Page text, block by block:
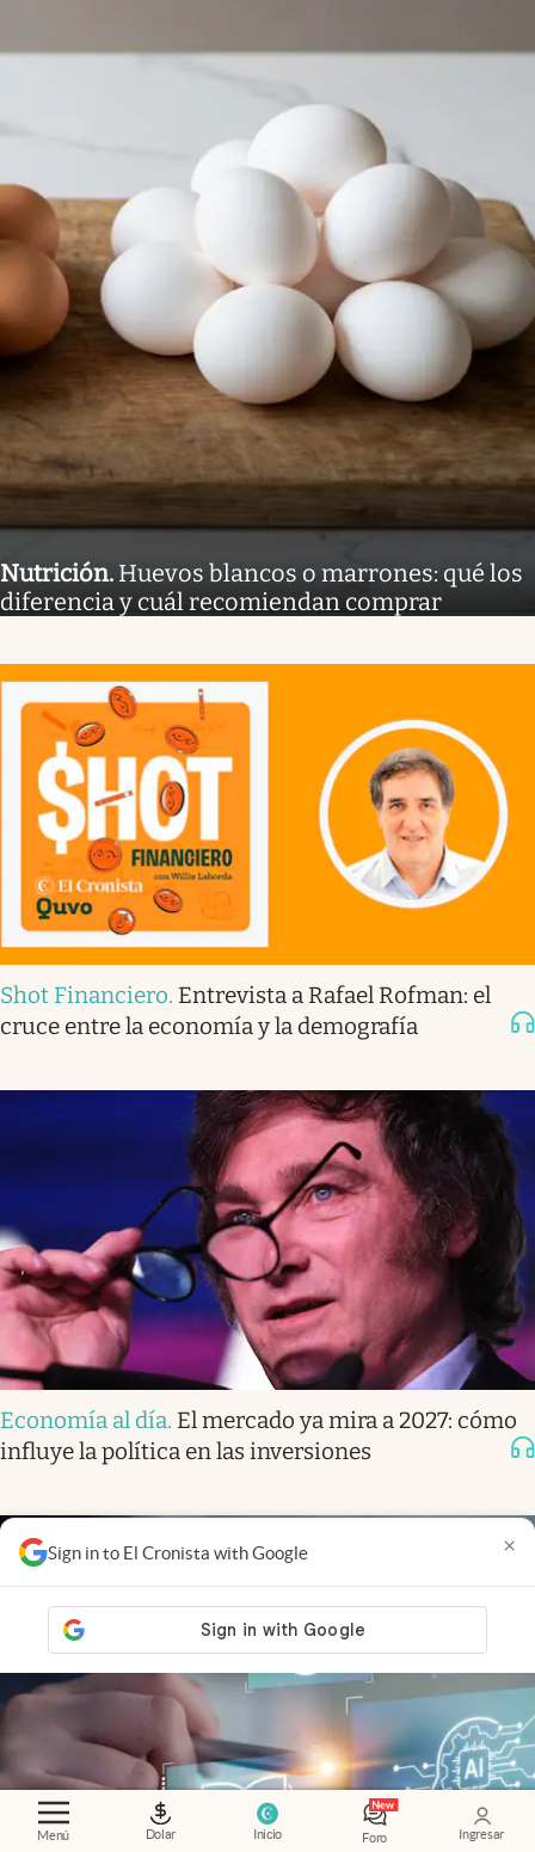
Menú Dolar Inicio Foro Ingresar
Sign in to El Cronista with Google ×
Nutrición. Huevos blancos o marrones: qué los
diferencia y cuál recomiendan comprar
Shot Financiero. Entrevista a Rafael Rofman: el
cruce entre la economía y la demografía
Economía al día. El mercado ya mira a 2027: cómo
influye la política en las inversiones